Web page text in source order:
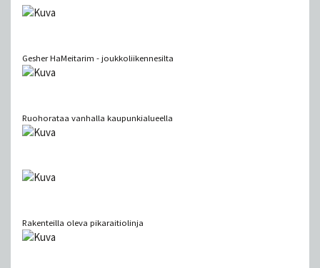
Gesher HaMeitarim - joukkoliikennesilta
Ruohorataa vanhalla kaupunkialueella
Rakenteilla oleva pikaraitiolinja